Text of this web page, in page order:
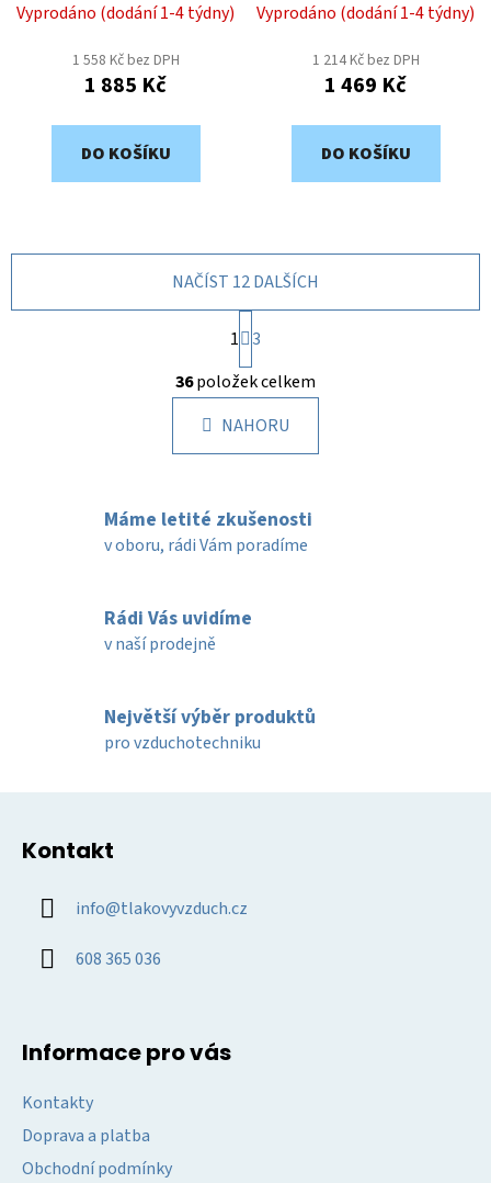
Vyprodáno (dodání 1-4 týdny)
1 558 Kč bez DPH
1 885 Kč
DO KOŠÍKU
Vyprodáno (dodání 1-4 týdny)
1 214 Kč bez DPH
1 469 Kč
DO KOŠÍKU
O
v
l
á
d
c
í
p
k
p
i
NAČÍST 12 DALŠÍCH
S
t
r
á
n
k
n
í
1 3
36položek celkem
NAHORU
Máme letité zkušenosti
v oboru, rádi Vám poradíme
Rádi Vás uvidíme
v naší prodejně
Největší výběr produktů
pro vzduchotechniku
Kontakt
info@tlakovyvzduch.cz
608 365 036
Informace pro vás
Kontakty
Doprava a platba
Obchodní podmínky